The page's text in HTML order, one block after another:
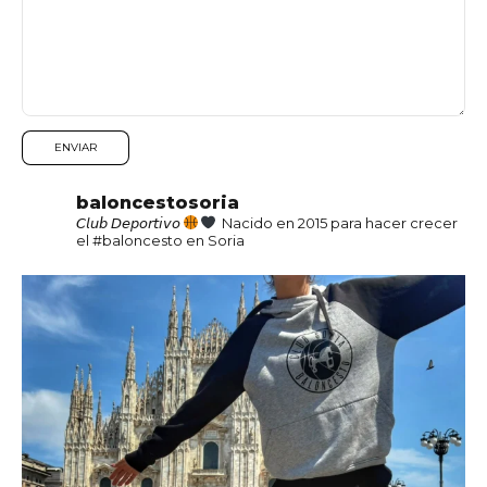
baloncestosoria
𝘊𝘭𝘶𝘣 𝘋𝘦𝘱𝘰𝘳𝘵𝘪𝘷𝘰
Nacido en 2015 para hacer crecer
el #baloncesto en Soria